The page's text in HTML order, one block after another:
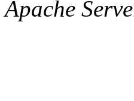
Apache